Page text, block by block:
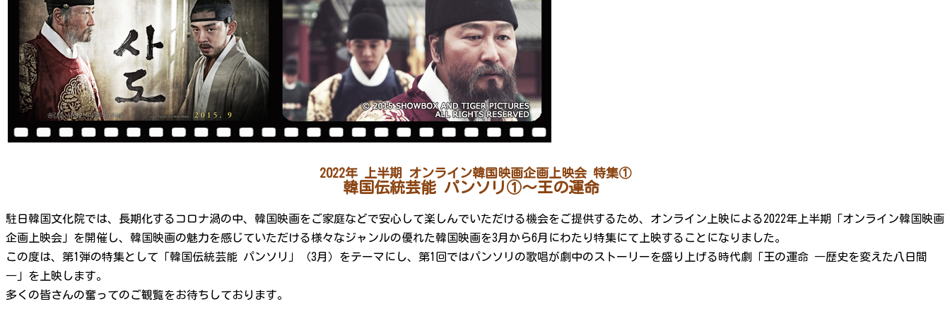
2022年 上半期 オンライン韓国映画企画上映会 特集①
韓国伝統芸能 パンソリ①～王の運命
駐日韓国文化院では、長期化するコロナ渦の中、韓国映画をご家庭などで安心して楽しんでいただける機会をご提供するため、オンライン上映による2022年上半期「オンライン韓国映画
企画上映会」を開催し、韓国映画の魅力を感じていただける様々なジャンルの優れた韓国映画を3月から6月にわたり特集にて上映することになりました。
この度は、第1弾の特集として「韓国伝統芸能 パンソリ」（3月）をテーマにし、第1回ではパンソリの歌唱が劇中のストーリーを盛り上げる時代劇「王の運命 ―歴史を変えた八日間
―」を上映します。
多くの皆さんの奮ってのご観覧をお待ちしております。